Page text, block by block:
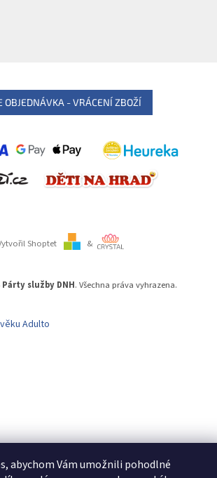
abychom Vám umožnili pohodlné
OBJEDNÁVKA - VRÁCENÍ ZBOŽÍ
Shoptet &
Párty služby DNH. Všechna práva vyhrazena.
Adulto